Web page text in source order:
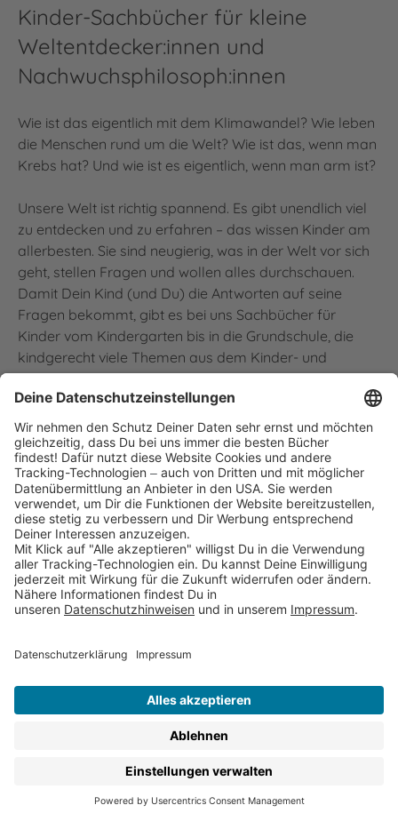
Kinder-Sachbücher für kleine
Weltentdecker:innen und
Nachwuchsphilosoph:innen
Wie ist das eigentlich mit dem Klimawandel? Wie leben
die Menschen rund um die Welt? Wie ist das, wenn man
Krebs hat? Und wie ist es eigentlich, wenn man arm ist?
Unsere Welt ist richtig spannend. Es gibt unendlich viel
zu entdecken und zu erfahren – das wissen Kinder am
allerbesten. Sie sind neugierig, was in der Welt vor sich
geht, stellen Fragen und wollen alles durchschauen.
Damit Dein Kind (und Du) die Antworten auf seine
Fragen bekommt, gibt es bei uns Sachbücher für
Kinder vom Kindergarten bis in die Grundschule, die
kindgerecht viele Themen aus dem Kinder- und
Familienalltag, zu anderen Ländern und Kulturen oder
komplexen Themen wie Armut, Krieg und Flucht
verständlich machen.
Mit Kinder-Sachbüchern die Welt
von zu Hause aus entdecken und zu
Hause lernen – Was ist das beste
Sachbuch für Dein Kind?
Du bist auf der Suche nach einem Kindersachbuch zu
verschiedenen Themen und Altersgruppen.
Sachbücher für ältere Kinder und
Jugendliche ab 12 Jahren? Schau dich um bei den
Du möchtest regelmäßig Infos zu unseren Sachbüchern